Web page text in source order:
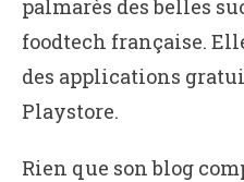
palmarès des belles
foodtech française.
des applications
Playstore.
Rien que son blog